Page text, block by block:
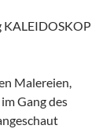
Malereien,
Gang des